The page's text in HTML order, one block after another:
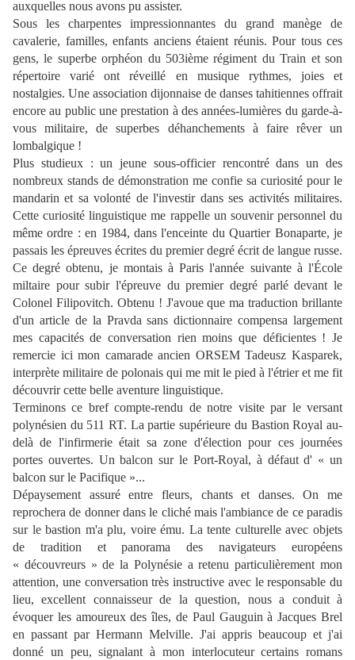
auxquelles nous avons pu assister.
Sous les charpentes impressionnantes du grand manège de
cavalerie, familles, enfants anciens étaient réunis. Pour tous ces
gens, le superbe orphéon du 503ième régiment du Train et son
répertoire varié ont réveillé en musique rythmes, joies et
nostalgies. Une association dijonnaise de danses tahitiennes offrait
encore au public une prestation à des années-lumières du garde-à-
vous militaire, de superbes déhanchements à faire rêver un
lombalgique !
Plus studieux : un jeune sous-officier rencontré dans un des
nombreux stands de démonstration me confie sa curiosité pour le
mandarin et sa volonté de l'investir dans ses activités militaires.
Cette curiosité linguistique me rappelle un souvenir personnel du
même ordre : en 1984, dans l'enceinte du Quartier Bonaparte, je
passais les épreuves écrites du premier degré écrit de langue russe.
Ce degré obtenu, je montais à Paris l'année suivante à l'École
miltaire pour subir l'épreuve du premier degré parlé devant le
Colonel Filipovitch. Obtenu ! J'avoue que ma traduction brillante
d'un article de la Pravda sans dictionnaire compensa largement
mes capacités de conversation rien moins que déficientes ! Je
remercie ici mon camarade ancien ORSEM Tadeusz Kasparek,
interprète militaire de polonais qui me mit le pied à l'étrier et me fit
découvrir cette belle aventure linguistique.
Terminons ce bref compte-rendu de notre visite par le versant
polynésien du 511 RT. La partie supérieure du Bastion Royal au-
delà de l'infirmerie était sa zone d'élection pour ces journées
portes ouvertes. Un balcon sur le Port-Royal, à défaut d' « un
balcon sur le Pacifique »...
Dépaysement assuré entre fleurs, chants et danses. On me
reprochera de donner dans le cliché mais l'ambiance de ce paradis
sur le bastion m'a plu, voire ému. La tente culturelle avec objets
de tradition et panorama des navigateurs européens
« découvreurs » de la Polynésie a retenu particulièrement mon
attention, une conversation très instructive avec le responsable du
lieu, excellent connaisseur de la question, nous a conduit à
évoquer les amoureux des îles, de Paul Gauguin à Jacques Brel
en passant par Hermann Melville. J'ai appris beaucoup et j'ai
donné un peu, signalant à mon interlocuteur certains romans